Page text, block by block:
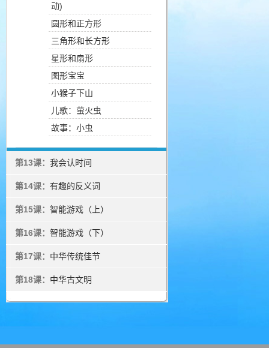
动)
圆形和正方形
三角形和长方形
星形和扇形
图形宝宝
小猴子下山
儿歌：萤火虫
故事：小虫
第13课： 我会认时间
第14课： 有趣的反义词
第15课： 智能游戏（上）
第16课： 智能游戏（下）
第17课： 中华传统佳节
第18课： 中华古文明